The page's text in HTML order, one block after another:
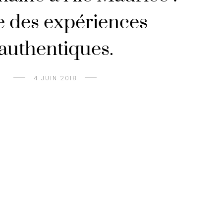
des expériences
4 JUIN 2018